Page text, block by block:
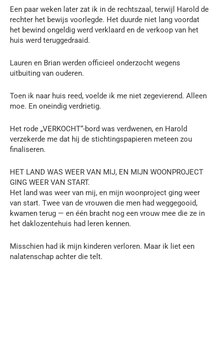
Een paar weken later zat ik in de rechtszaal, terwijl Harold de
rechter het bewijs voorlegde. Het duurde niet lang voordat
het bewind ongeldig werd verklaard en de verkoop van het
huis werd teruggedraaid.
Lauren en Brian werden officieel onderzocht wegens
uitbuiting van ouderen.
Toen ik naar huis reed, voelde ik me niet zegevierend. Alleen
moe. En oneindig verdrietig.
Het rode „VERKOCHT“-bord was verdwenen, en Harold
verzekerde me dat hij de stichtingspapieren meteen zou
finaliseren.
HET LAND WAS WEER VAN MIJ, EN MIJN WOONPROJECT
GING WEER VAN START.
Het land was weer van mij, en mijn woonproject ging weer
van start. Twee van de vrouwen die men had weggegooid,
kwamen terug — en één bracht nog een vrouw mee die ze in
het daklozentehuis had leren kennen.
Misschien had ik mijn kinderen verloren. Maar ik liet een
nalatenschap achter die telt.